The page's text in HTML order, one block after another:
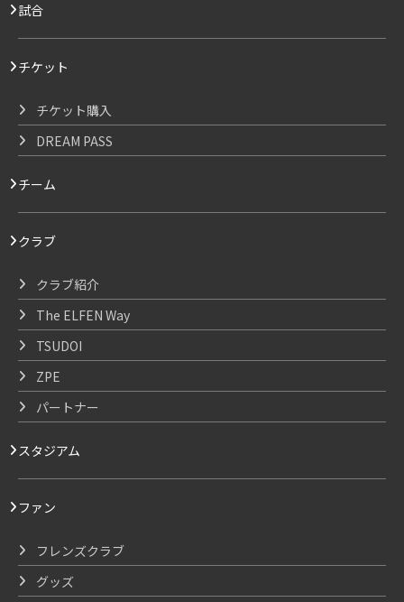
試合
チケット
チケット購入
DREAM PASS
チーム
クラブ
クラブ紹介
The ELFEN Way
TSUDOI
ZPE
パートナー
スタジアム
ファン
フレンズクラブ
グッズ